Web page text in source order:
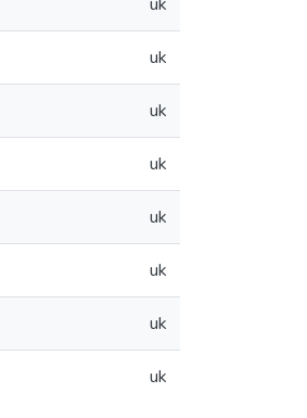
uk
uk
uk
uk
uk
uk
uk